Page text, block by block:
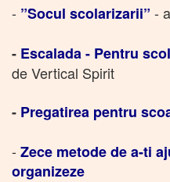
- ”Socul scolarizarii” -
- Escalada - Pentru
de Vertical Spirit
- Pregatirea pentru
- Zece metode de a-ti
organizeze